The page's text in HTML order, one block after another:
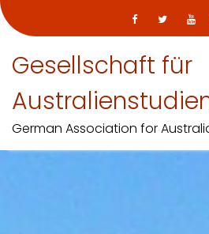
Gesellschaft für
German Association for